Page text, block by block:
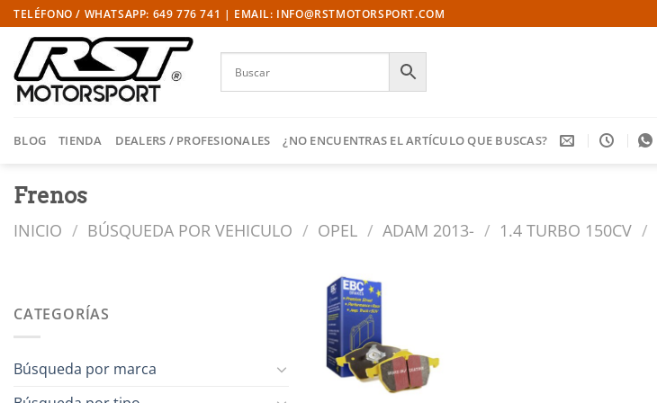
Saltar
al
contenido
TELÉFONO / WHATSAPP: 649 776 741 | EMAIL: INFO@RSTMOTORSPORT.COM
BLOG TIENDA DEALERS / PROFESIONALES ¿NO ENCUENTRAS EL ARTÍCULO QUE BUSCAS?
Frenos
INICIO / BÚSQUEDA POR VEHICULO / OPEL / ADAM 2013- / 1.4 TURBO 150CV /
CATEGORÍAS
Búsqueda por marca
deseos